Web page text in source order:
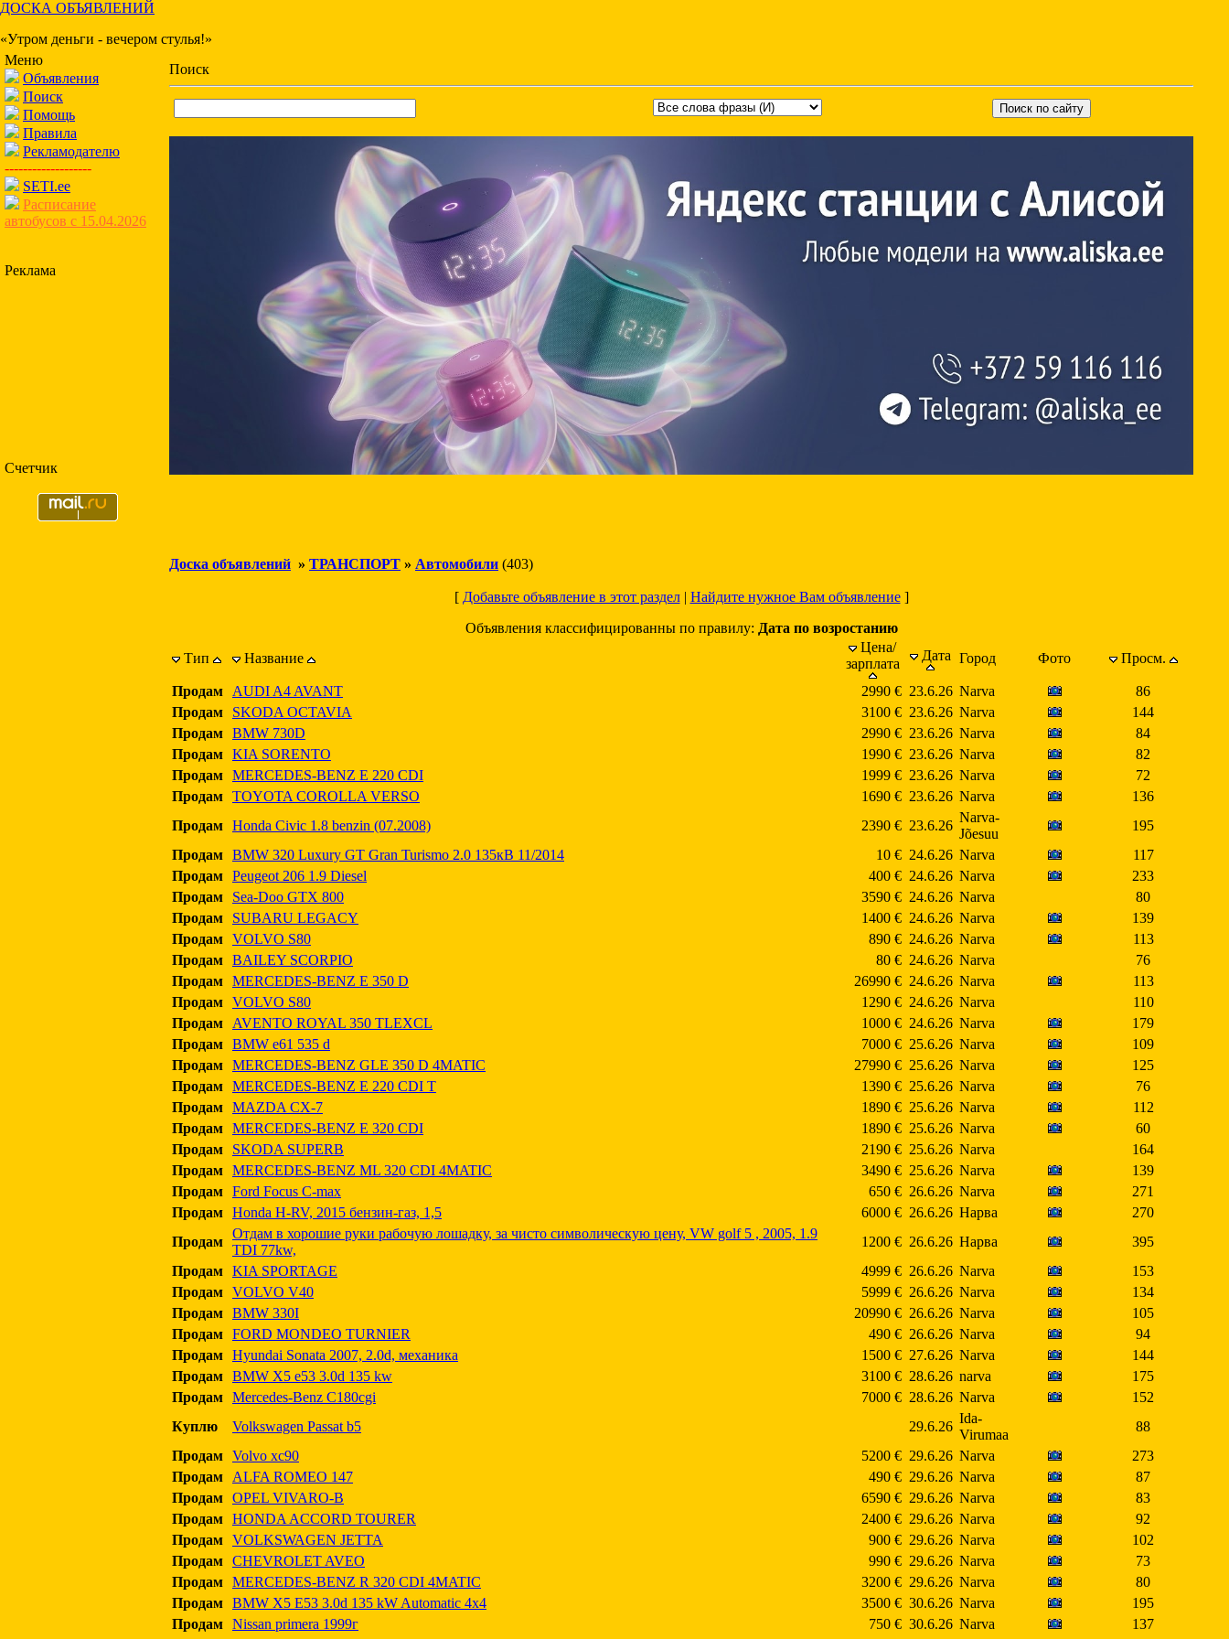
ДОСКА ОБЪЯВЛЕНИЙ
«Утром деньги - вечером стулья!»
Меню
Объявления
Поиск
Помощь
Правила
Рекламодателю
-------------------
SETI.ee
Расписание
автобусов с 15.04.2026
Реклама
Счетчик
Поиск
Доска объявлений » ТРАНСПОРТ » Автомобили (403)
[ Добавьте объявление в этот раздел| Найдите нужное Вам объявление]
Объявления классифицированны по правилу: Дата по возростанию
Тип
Название
Цена/
зарплата
Дата Город Фото Просм.
Продам AUDI A4 AVANT 2990 € 23.6.26 Narva
86
Продам
SKODA OCTAVIA 3100 € 23.6.26 Narva
144
Продам BMW 730D 2990 € 23.6.26 Narva
84
Продам KIA SORENTO 1990 € 23.6.26 Narva
82
Продам MERCEDES-BENZ E 220 CDI 1999 € 23.6.26 Narva
72
Продам TOYOTA COROLLA VERSO 1690 € 23.6.26 Narva
136
Продам Honda Civic 1.8 benzin (07.2008) 2390 € 23.6.26
Narva-
Jõesuu
195
Продам BMW 320 Luxury GT Gran Turismo 2.0 135кВ 11/2014 10 € 24.6.26 Narva
117
Продам Peugeot 206 1.9 Diesel 400 € 24.6.26 Narva
233
Продам
Sea-Doo GTX 800 3590 € 24.6.26 Narva
80
Продам
SUBARU LEGACY 1400 € 24.6.26 Narva
139
Продам VOLVO S80 890 € 24.6.26 Narva
113
Продам BAILEY SCORPIO 80 € 24.6.26 Narva
76
Продам MERCEDES-BENZ E 350 D 26990 € 24.6.26 Narva
113
Продам VOLVO S80 1290 € 24.6.26 Narva
110
Продам
AVENTO ROYAL 350 TLEXCL 1000 € 24.6.26 Narva
179
Продам BMW e61 535 d 7000 € 25.6.26 Narva
109
Продам MERCEDES-BENZ GLE 350 D 4MATIC 27990 € 25.6.26 Narva
125
Продам MERCEDES-BENZ E 220 CDI T 1390 € 25.6.26 Narva
76
Продам MAZDA CX-7 1890 € 25.6.26 Narva
112
Продам MERCEDES-BENZ E 320 CDI 1890 € 25.6.26 Narva
60
Продам
SKODA SUPERB 2190 € 25.6.26 Narva
164
Продам MERCEDES-BENZ ML 320 CDI 4MATIC 3490 € 25.6.26 Narva
139
Продам Ford Focus C-max 650 € 26.6.26 Narva
271
Продам Honda H-RV, 2015 бензин-газ, 1,5 6000 € 26.6.26 Нарва
270
Продам
Отдам в хорошие руки рабочую лошадку, за чисто символическую цену, VW golf 5 , 2005, 1.9
TDI 77kw,
1200 € 26.6.26 Нарва
395
Продам KIA SPORTAGE 4999 € 26.6.26 Narva
153
Продам VOLVO V40 5999 € 26.6.26 Narva
134
Продам BMW 330I 20990 € 26.6.26 Narva
105
Продам FORD MONDEO TURNIER 490 € 26.6.26 Narva
94
Продам Hyundai Sonata 2007, 2.0d, механика 1500 € 27.6.26 Narva
144
Продам BMW X5 e53 3.0d 135 kw 3100 € 28.6.26 narva
175
Продам Mercedes-Benz C180cgi 7000 € 28.6.26 Narva
152
Куплю
Volkswagen Passat b5 29.6.26
Ida-
Virumaa
88
Продам Volvo xc90 5200 € 29.6.26 Narva
273
Продам
ALFA ROMEO 147 490 € 29.6.26 Narva
87
Продам OPEL VIVARO-B 6590 € 29.6.26 Narva
83
Продам HONDA ACCORD TOURER 2400 € 29.6.26 Narva
92
Продам VOLKSWAGEN JETTA 900 € 29.6.26 Narva
102
Продам CHEVROLET AVEO 990 € 29.6.26 Narva
73
Продам MERCEDES-BENZ R 320 CDI 4MATIC 3200 € 29.6.26 Narva
80
Продам BMW X5 E53 3.0d 135 kW Automatic 4x4 3500 € 30.6.26 Narva
195
Продам Nissan primera 1999г 750 € 30.6.26 Narva
137